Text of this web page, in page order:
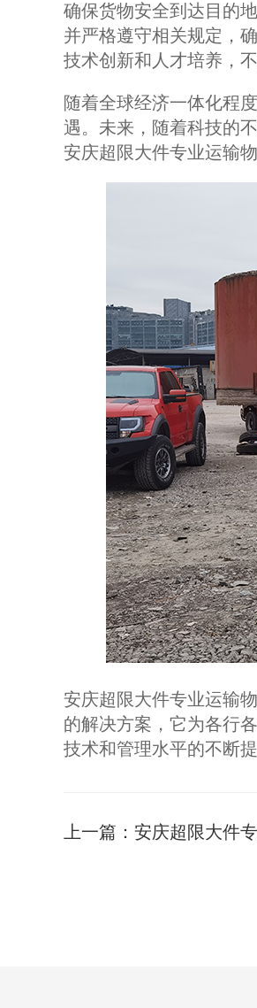
确保货物安全到达目的
并严格遵守相关规定，
技术创新和人才培养，
随着全球经济一体化程
遇。未来，随着科技的
安庆超限大件专业运输
安庆超限大件专业运输
的解决方案，它为各行
技术和管理水平的不断
上一篇： 安庆超限大件